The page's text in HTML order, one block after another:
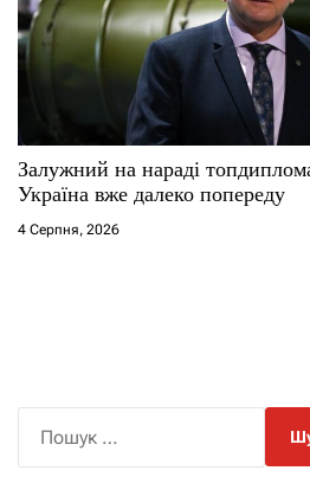
Залужний на нараді
Україна вже далеко попереду
4 Серпня, 2026